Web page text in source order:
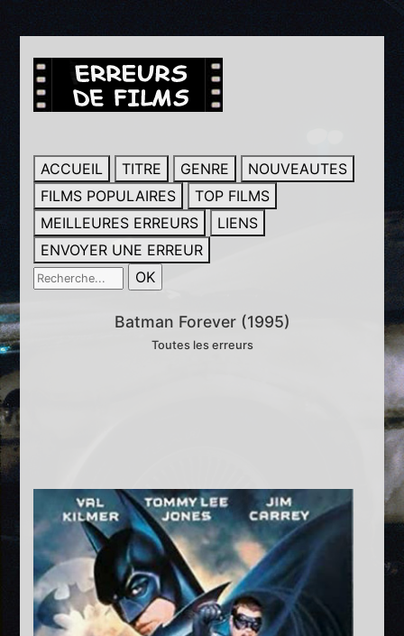
ACCUEIL TITRE GENRE
NOUVEAUTES
FILMS POPULAIRES
TOP FILMS
MEILLEURES ERREURS
LIENS
ENVOYER UNE ERREUR
Batman Forever (1995)
Toutes les erreurs